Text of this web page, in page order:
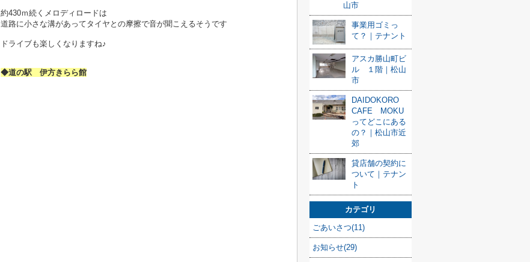
約430ｍ続くメロディロードは
道路に小さな溝があってタイヤとの摩擦で音が聞こえるそうです
ドライブも楽しくなりますね♪
◆道の駅 伊方きらら館
山市
事業用ゴミっ
て？｜テナント
アスカ勝山町ビ
ル １階｜松山
市
DAIDOKORO
CAFE MOKU
ってどこにある
の？｜松山市近
郊
貸店舗の契約に
ついて｜テナン
ト
カテゴリ
ごあいさつ(11)
お知らせ(29)